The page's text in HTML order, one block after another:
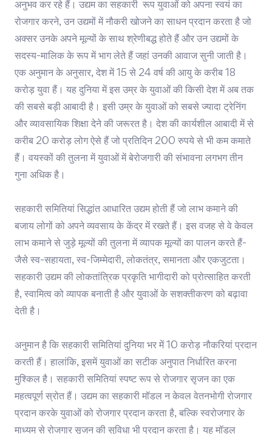
अनुभव कर रहे हैं। उद्यम का सहकारी रूप युवाओं को अपना स्वयं का
रोजगार करने, उन उद्यमों में नौकरी खोजने का साधन प्रदान करता है जो
अक्सर उनके अपने मूल्यों के साथ श्रेणीबद्ध होते हैं और उन उद्यमों के
सदस्य-मालिक के रूप में भाग लेते हैं जहां उनकी आवाज सुनी जाती है।
एक अनुमान के अनुसार, देश में 15 से 24 वर्ष की आयु के करीब 18
करोड़ युवा हैं। यह दुनिया में इस उम्र के युवाओं की किसी देश में अब तक
की सबसे बड़ी आबादी है। इसी उम्र के युवाओं को सबसे ज्यादा ट्रेनिंग
और व्यावसायिक शिक्षा देने की जरूरत है। देश की कार्यशील आबादी में से
करीब 20 करोड़ लोग ऐसे हैं जो प्रतिदिन 200 रुपये से भी कम कमाते
हैं। वयस्कों की तुलना में युवाओं में बेरोजगारी की संभावना लगभग तीन
गुना अधिक है।
सहकारी समितियां सिद्धांत आधारित उद्यम होती हैं जो लाभ कमाने की
बजाय लोगों को अपने व्यवसाय के केंद्र में रखते हैं। इस वजह से वे केवल
लाभ कमाने से जुड़े मूल्यों की तुलना में व्यापक मूल्यों का पालन करते हैं-
जैसे स्व-सहायता, स्व-जिम्मेदारी, लोकतंत्र, समानता और एकजुटता।
सहकारी उद्यम की लोकतांत्रिक प्रकृति भागीदारी को प्रोत्साहित करती
है, स्वामित्व को व्यापक बनाती है और युवाओं के सशक्तीकरण को बढ़ावा
देती है।
अनुमान है कि सहकारी समितियां दुनिया भर में 10 करोड़ नौकरियां प्रदान
करती हैं। हालांकि, इसमें युवाओं का सटीक अनुपात निर्धारित करना
मुश्किल है। सहकारी समितियां स्पष्ट रूप से रोजगार सृजन का एक
महत्वपूर्ण स्रोत हैं। उद्यम का सहकारी मॉडल न केवल वेतनभोगी रोजगार
प्रदान करके युवाओं को रोजगार प्रदान करता है, बल्कि स्वरोजगार के
माध्यम से रोजगार सृजन की सुविधा भी प्रदान करता है। यह मॉडल